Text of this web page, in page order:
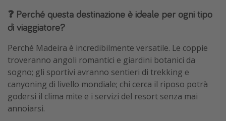
❓ Perché questa destinazione è ideale per ogni tipo
di viaggiatore?
Perché Madeira è incredibilmente versatile. Le coppie
troveranno angoli romantici e giardini botanici da
sogno; gli sportivi avranno sentieri di trekking e
canyoning di livello mondiale; chi cerca il riposo potrà
godersi il clima mite e i servizi del resort senza mai
annoiarsi.